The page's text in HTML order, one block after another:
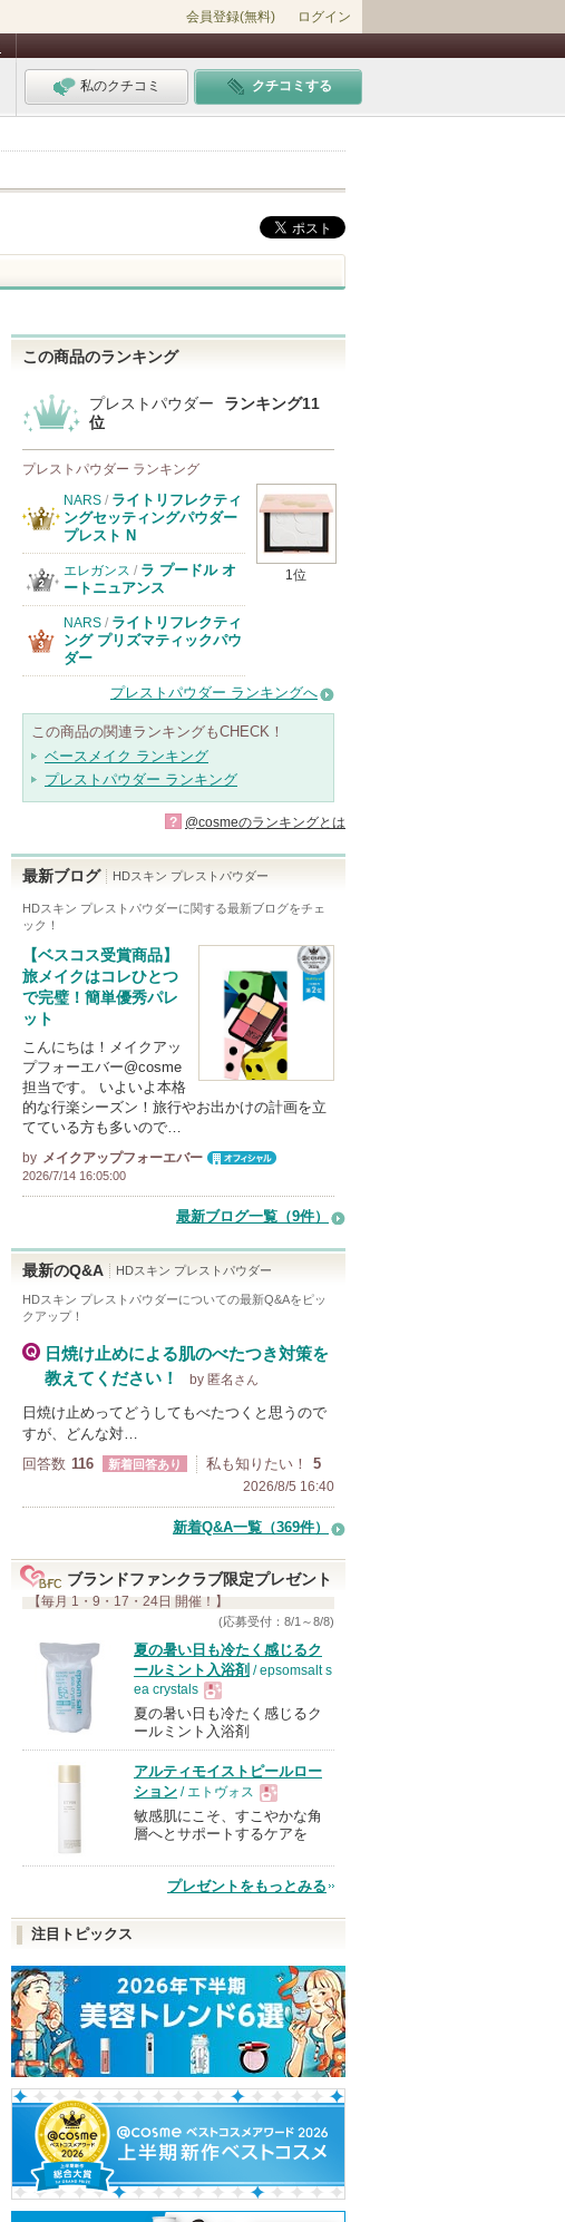
会員登録(無料) ログイン
私のクチコミ クチコミする
この商品のランキング
プレストパウダー
ランキング11
位
プレストパウダー ランキング
1位
NARS / ライトリフレクティ
ングセッティングパウダー
プレスト N
エレガンス / ラ プードル オ
ートニュアンス
NARS / ライトリフレクティ
ング プリズマティックパウ
ダー
プレストパウダー ランキングへ
この商品の関連ランキングもCHECK！
ベースメイク ランキング
プレストパウダー ランキング
? @cosmeのランキングとは
最新ブログ HDスキン プレストパウダー
HDスキン プレストパウダーに関する最新ブログをチェ
ック！
【ベスコス受賞商品】
旅メイクはコレひとつ
で完璧！簡単優秀パレ
ット
こんにちは！メイクアッ
プフォーエバー@cosme
担当です。 いよいよ本格
的な行楽シーズン！旅行やお出かけの計画を立
てている方も多いので…
by メイクアップフォーエバー
2026/7/14 16:05:00
最新ブログ一覧（9件）
最新のQ&A HDスキン プレストパウダー
HDスキン プレストパウダーについての最新Q&Aをピッ
クアップ！
日焼け止めによる肌のべたつき対策を
教えてください！
by 匿名 さん
日焼け止めってどうしてもべたつくと思うので
すが、どんな対…
回答数 116 新着回答あり 私も知りたい！ 5
2026/8/5 16:40
新着Q&A一覧（369件）
ブランドファンクラブ限定プレゼント
【毎月 1・9・17・24日 開催！】
(応募受付：8/1～8/8)
夏の暑い日も冷たく感じるク
ールミント入浴剤 / epsomsalt s
ea crystals
現
品
夏の暑い日も冷たく感じるク
ールミント入浴剤
アルティモイストピールロー
ション / エトヴォス
現
品
敏感肌にこそ、すこやかな角
層へとサポートするケアを
プレゼントをもっとみる
注目トピックス